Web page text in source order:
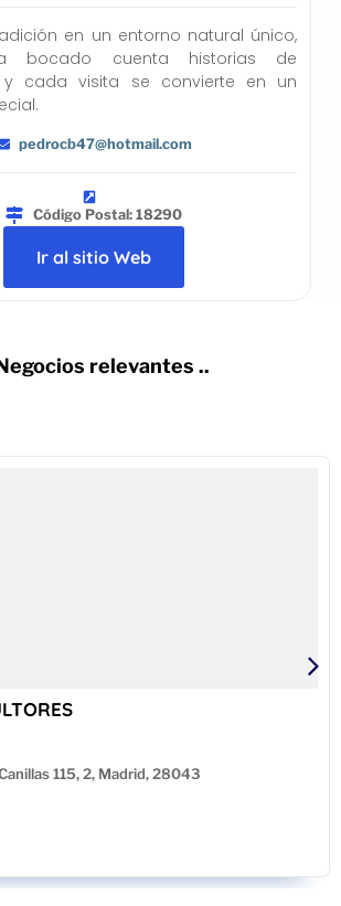
en un entorno natural único,
bocado cuenta historias de
y cada visita se convierte en un
pedrocb47@hotmail.com
Código Postal: 18290
Ir al sitio Web
relevantes ..
115, 2, Madrid, 28043